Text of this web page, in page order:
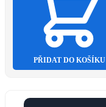
PŘIDAT DO KOŠÍKU